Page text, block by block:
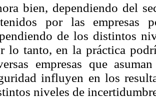
bien, dependiendo del
por las empresas
de los distintos
lo tanto, en la práctica
empresas que
influyen en los
niveles de